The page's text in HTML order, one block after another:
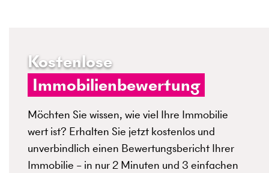
Kostenlose
Immobilienbewertung
Möchten Sie wissen, wie viel Ihre Immobilie
wert ist? Erhalten Sie jetzt kostenlos und
unverbindlich einen Bewertungsbericht Ihrer
Immobilie – in nur 2 Minuten und 3 einfachen